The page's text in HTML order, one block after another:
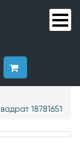
18781651